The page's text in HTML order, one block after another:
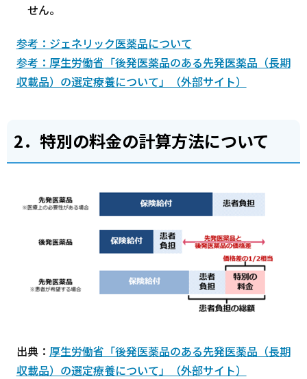
せん。
参考：ジェネリック医薬品について
参考：厚生労働省「後発医薬品のある先発医薬品（長期
収載品）の選定療養について」（外部サイト）
2．特別の料金の計算方法について
出典： 厚生労働省「後発医薬品のある先発医薬品（長期
収載品）の選定療養について」（外部サイト）